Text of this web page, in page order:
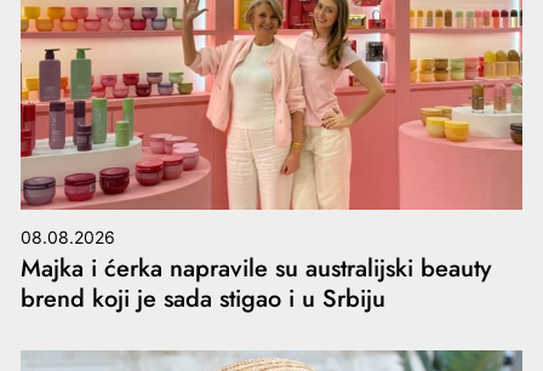
08.08.2026
Majka i ćerka napravile su australijski beauty
brend koji je sada stigao i u Srbiju